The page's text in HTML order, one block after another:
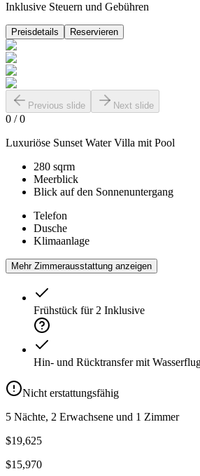
Inklusive Steuern und Gebühren
Preisdetails Reservieren
Previous slide Next slide
0 /0
Luxuriöse Sunset Water Villa mit Pool
280 sqrm
Meerblick
Blick auf den Sonnenuntergang
Telefon
Dusche
Klimaanlage
Mehr Zimmerausstattung anzeigen
Frühstück für 2 Inklusive
Hin- und Rücktransfer mit
Nicht erstattungsfähig
5 Nächte, 2 Erwachsene und 1 Zimmer
$19,625
$15,970